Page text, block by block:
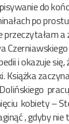
do
po
przeczytałam
i okazuje
kobiety –
, gdyby